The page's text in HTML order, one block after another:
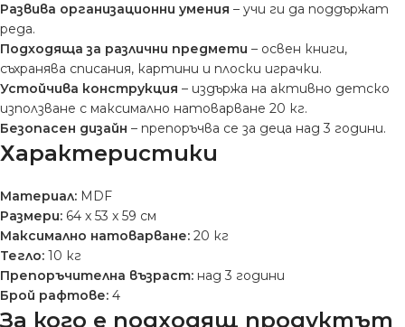
Развива организационни умения – учи ги да поддържат
реда.
Подходяща за различни предмети – освен книги,
съхранява списания, картини и плоски играчки.
Устойчива конструкция – издържа на активно детско
използване с максимално натоварване 20 кг.
Безопасен дизайн – препоръчва се за деца над 3 години.
Характеристики
Материал: MDF
Размери: 64 x 53 x 59 см
Максимално натоварване: 20 кг
Тегло: 10 кг
Препоръчителна възраст: над 3 години
Брой рафтове: 4
За кого е подходящ продуктът